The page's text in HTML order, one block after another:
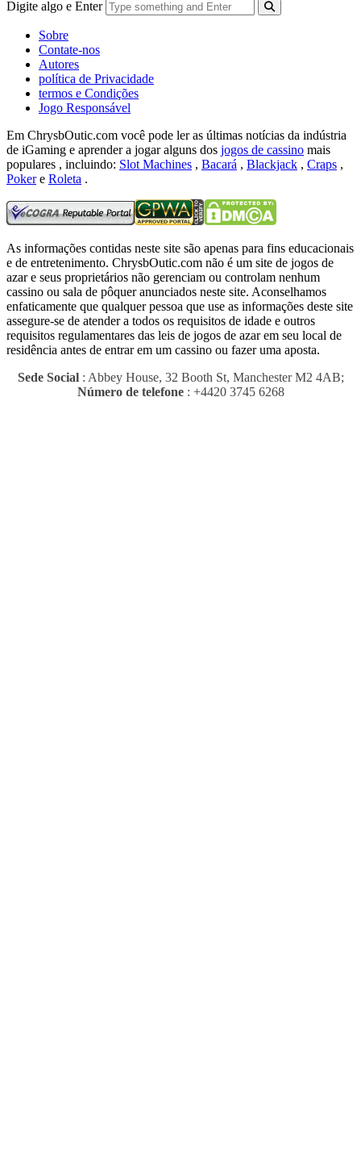
Digite algo e Enter
Sobre
Contate-nos
Autores
política de Privacidade
termos e Condições
Jogo Responsável
Em ChrysbOutic.com você pode ler as últimas notícias da indústria
de iGaming e aprender a jogar alguns dos jogos de cassino mais
populares , incluindo: Slot Machines , Bacará , Blackjack , Craps ,
Pokere Roleta .
As informações contidas neste site são apenas para fins educacionais
e de entretenimento. ChrysbOutic.com não é um site de jogos de
azar e seus proprietários não gerenciam ou controlam nenhum
cassino ou sala de pôquer anunciados neste site. Aconselhamos
enfaticamente que qualquer pessoa que use as informações deste site
assegure-se de atender a todos os requisitos de idade e outros
requisitos regulamentares das leis de jogos de azar em seu local de
residência antes de entrar em um cassino ou fazer uma aposta.
Sede Social: Abbey House, 32 Booth St, Manchester M2 4AB;
Número de telefone: +4420 3745 6268